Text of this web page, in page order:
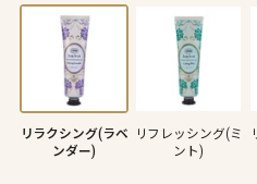
リラクシング(ラベ
ンダー)
リフレッシング(ミ
ント)